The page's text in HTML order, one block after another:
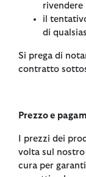
il
di
Si prega di
contratto
Prezzo e
I prezzi dei
volta sul nostro
cura per